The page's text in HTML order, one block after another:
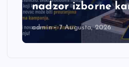
nadzor izborne
admin 7 Augusta, 2026